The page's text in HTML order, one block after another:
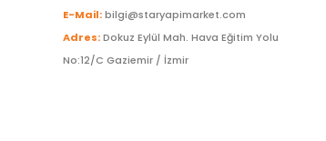
E-Mail:bilgi@staryapimarket.com
Adres:Dokuz Eylül Mah. Hava Eğitim Yolu
No:12/C Gaziemir / İzmir